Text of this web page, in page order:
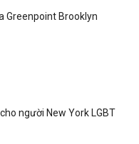
Greenpoint Brooklyn
người New York LGBT